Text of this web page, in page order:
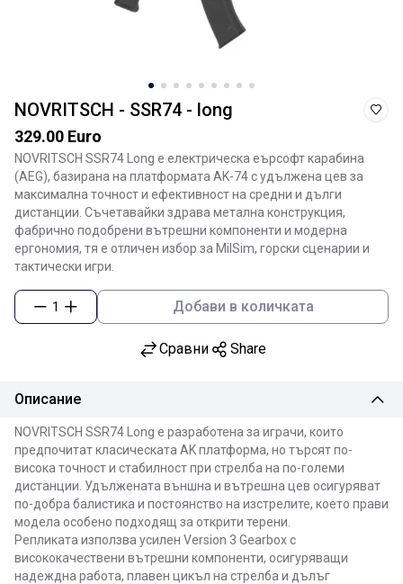
NOVRITSCH - SSR74 - long
329.00 Euro
NOVRITSCH SSR74 Long е електрическа еърсофт карабина
(AEG), базирана на платформата AK-74 с удължена цев за
максимална точност и ефективност на средни и дълги
дистанции. Съчетавайки здрава метална конструкция,
фабрично подобрени вътрешни компоненти и модерна
ергономия, тя е отличен избор за MilSim, горски сценарии и
тактически игри.
1 Добави в количката
Сравни Share
Описание
NOVRITSCH SSR74 Long е разработена за играчи, които
предпочитат класическата AK платформа, но търсят по-
висока точност и стабилност при стрелба на по-големи
дистанции. Удължената външна и вътрешна цев осигуряват
по-добра балистика и постоянство на изстрелите, което прави
модела особено подходящ за открити терени.
Репликата използва усилен Version 3 Gearbox с
висококачествени вътрешни компоненти, осигуряващи
надеждна работа, плавен цикъл на стрелба и дълъг